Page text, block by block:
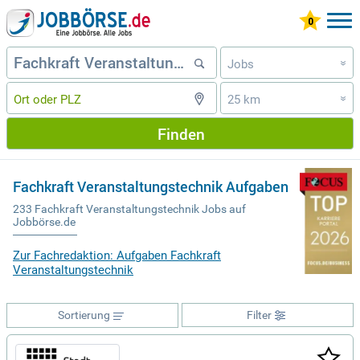
Jobs »
25 km »
Finden
Fachkraft Veranstaltungstechnik Aufgaben
233 Fachkraft Veranstaltungstechnik Jobs auf
Jobbörse.de
Zur Fachredaktion: Aufgaben Fachkraft
Veranstaltungstechnik
Filter
Sortierung